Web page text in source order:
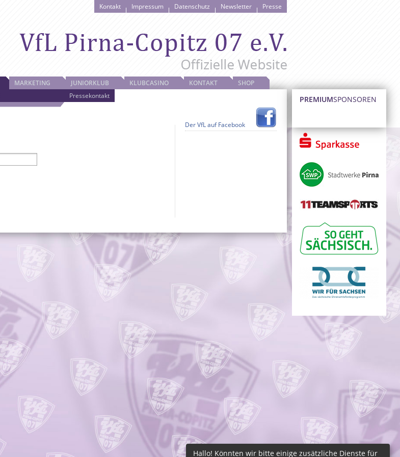
Kontakt Impressum Datenschutz Newsletter Presse
Pressekontakt
MARKETING JUNIORKLUB KLUBCASINO KONTAKT SHOP
Der VfL auf Facebook
PREMIUMSPONSOREN
Hallo! Könnten wir bitte einige zusätzliche Dienste für